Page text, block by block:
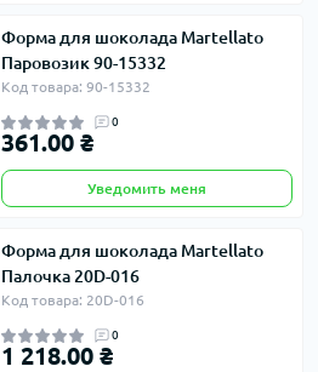
Форма для шоколада Martellato
Паровозик 90-15332
Код товара: 90-15332
0
361.00 ₴
Уведомить меня
Форма для шоколада Martellato
Палочка 20D-016
Код товара: 20D-016
0
1 218.00 ₴